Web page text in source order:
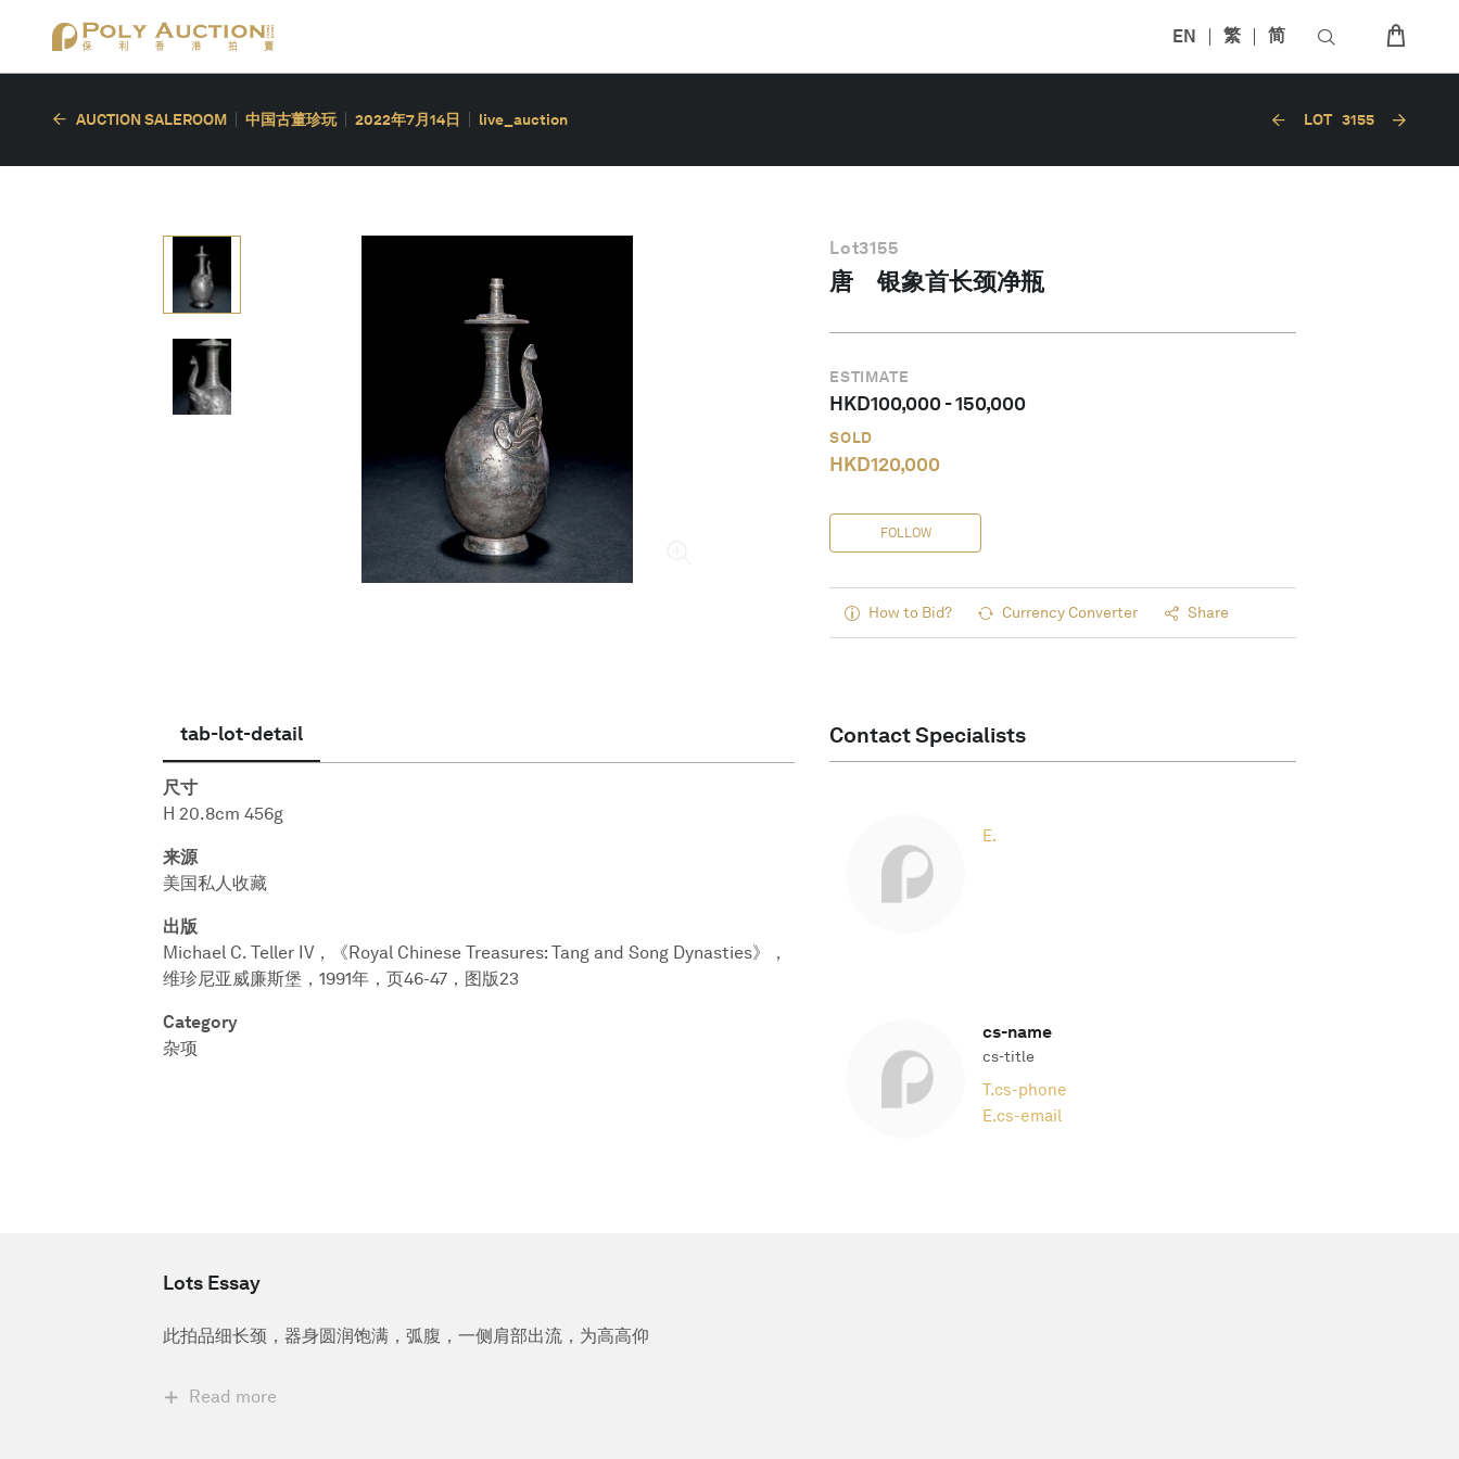
EN 繁 简
AUCTION SALEROOM 中国古董珍玩 2022年7月14日 live_auction LOT 3155
Lot3155
唐 银象首长颈净瓶
ESTIMATE
HKD100,000-150,000
SOLD
HKD120,000
FOLLOW
How to Bid? Currency Converter Share
tab-lot-detail
尺寸
H 20.8cm 456g
来源
美国私人收藏
出版
Michael C. Teller IV，《Royal Chinese Treasures: Tang and Song Dynasties》，
维珍尼亚威廉斯堡，1991年，页46-47，图版23
Category
杂项
Contact Specialists
E.
cs-name
cs-title
T.cs-phone
E.cs-email
Lots Essay
此拍品细长颈，器身圆润饱满，弧腹，一侧肩部出流，为高高仰
Read more